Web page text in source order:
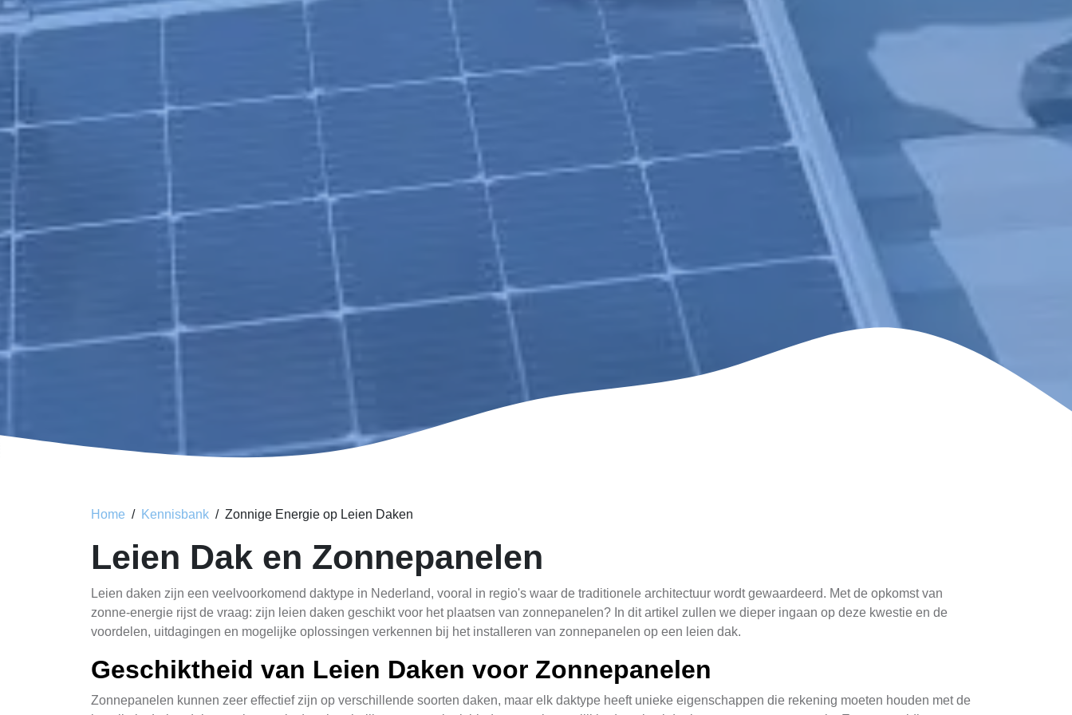
Home Kennisbank Zonnige Energie op Leien Daken
Leien Dak en Zonnepanelen
Leien daken zijn een veelvoorkomend daktype in Nederland, vooral in regio's waar de traditionele architectuur wordt gewaardeerd. Met de opkomst van
zonne-energie rijst de vraag: zijn leien daken geschikt voor het plaatsen van zonnepanelen? In dit artikel zullen we dieper ingaan op deze kwestie en de
voordelen, uitdagingen en mogelijke oplossingen verkennen bij het installeren van zonnepanelen op een leien dak.
Geschiktheid van Leien Daken voor Zonnepanelen
Zonnepanelen kunnen zeer effectief zijn op verschillende soorten daken, maar elk daktype heeft unieke eigenschappen die rekening moeten houden met de